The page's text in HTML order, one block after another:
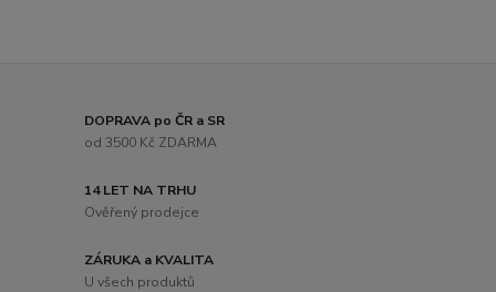
DOPRAVA po ČR a SR
od 3500 Kč ZDARMA
14 LET NA TRHU
Ověřený prodejce
ZÁRUKA a KVALITA
U všech produktů